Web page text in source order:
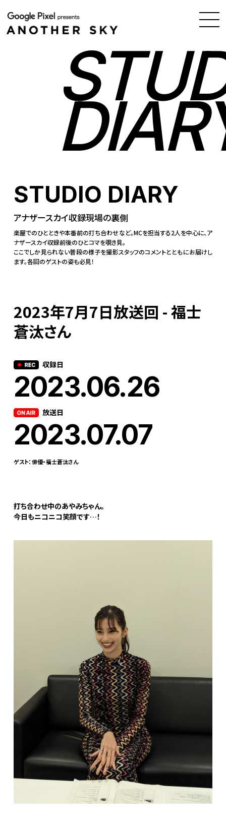
STUDIO DIARY
アナザースカイ収録現場の裏側
楽屋でのひとときや本番前の打ち合わせなど。MCを担当する2人を中心に、ア
ナザースカイ収録前後のひとコマを覗き見。
ここでしか見られない普段の様子を撮影スタッフのコメントとともにお届けし
ます。各回のゲストの姿も必見！
2023年7月7日放送回 - 福士
蒼汰さん
収録日
2023.06.26
放送日
2023.07.07
ゲスト：俳優・福士蒼汰さん
打ち合わせ中のあやみちゃん。
今日もニコニコ笑顔です…！